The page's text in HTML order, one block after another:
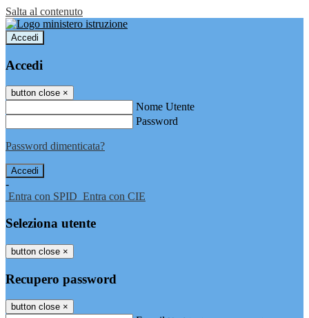
Salta al contenuto
Accedi
Accedi
button close ×
Nome Utente
Password
Password dimenticata?
-
Entra con SPID Entra con CIE
Seleziona utente
button close ×
Recupero password
button close ×